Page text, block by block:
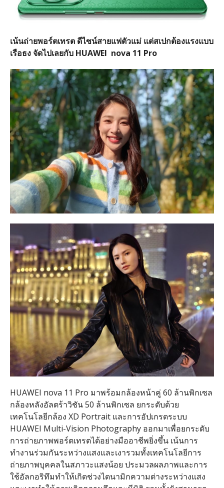
เน้นถ่ายพอร์ตเทรต ดีไซน์สายแฟตัวแม่ แต่สเปกต้องแรงแบบ
เรือธง จัดไปเลยกับHUAWEI nova 11 Pro
HUAWEI nova 11 Pro มาพร้อมกล้องหน้าคู่ 60 ล้านพิกเซล
กล้องหลังอัลตร้าวิชัน50 ล้านพิกเซล ยกระดับด้วย
เทคโนโลยีกล้อง XD Portrait และการอัปเกรดระบบ
HUAWEI Multi-Vision Photography ออกมาเพื่อยกระดับ
การถ่ายภาพพอร์ตเทรตได้อย่างมืออาชีพยิ่งขึ้น เน้นการ
ทำงานร่วมกันระหว่างแสงและเงารวมทั้งเทคโนโลยีการ
ถ่ายภาพบุคคลในสภาวะแสงน้อย ประมวลผลภาพและการ
ใช้อัลกอริทึมทำให้เกิดช่วงไดนามิกความต่างระหว่างแสง